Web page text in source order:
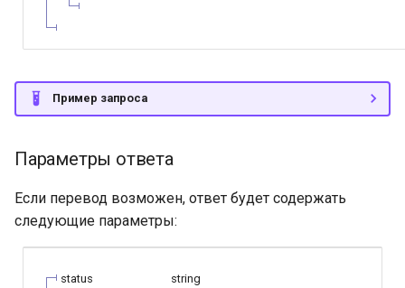
Пример запроса
Параметры ответа
Если перевод возможен, ответ будет содержать
следующие параметры:
status string